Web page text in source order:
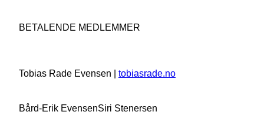
BETALENDE MEDLEMMER
Tobias Rade Evensen | tobiasrade.no
Bård-Erik EvensenSiri Stenersen